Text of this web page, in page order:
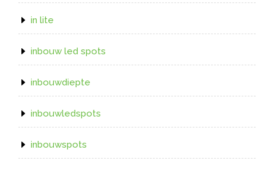
in lite
inbouw led spots
inbouwdiepte
inbouwledspots
inbouwspots